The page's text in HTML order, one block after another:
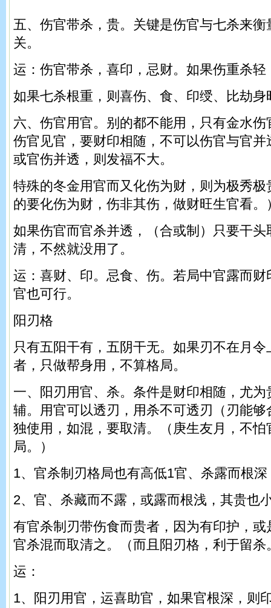
五、伤官带杀，贵。关键是伤官与七杀来
关。
运：伤官带杀，喜印，忌财。如果伤重杀轻
如果七杀根重，则喜伤、食、印绶、比劫身
六、伤官用官。别的都不能用，只有金水
伤官见官，要财印相随，不可以伤官与官
或官伤并透，则发福不大。
特殊的冬金用官而又化伤为财，则为极秀
的要化伤为财，伤非其伤，做财旺生官看。
如果伤官而官杀并透，（合或制）只要干
清，不然就没用了。
运：喜财、印。忌食、伤。若局中官露而
官也可行。
阳刃格
只有五阳干有，五阴干无。如果刃不在月
者，只做帮身用，不算格局。
一、阳刃用官、杀。条件是财印相随，尤
辅。用官可以透刃，用杀不可透刃（刃能
独使用，如混，要取清。（庚生友月，不
局。）
1、官杀制刃格局也有高低1官、杀露而根
2、官、杀藏而不露，或露而根浅，其贵也
有官杀制刃带伤食而贵者，因为有印护，
官杀混而取清之。（而且阳刃格，利于留杀
运：
1、阳刃用官，运喜助官，如果官根深，则